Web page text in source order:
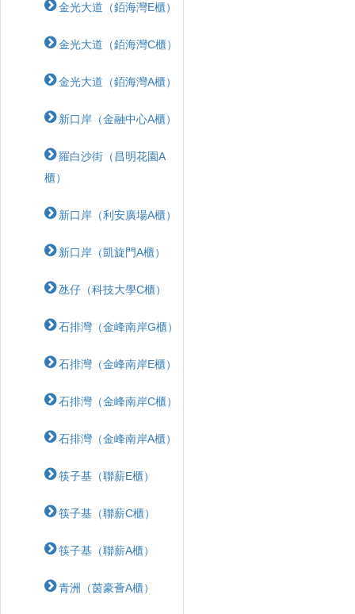
金光大道（銆海灣E櫃）
金光大道（銆海灣C櫃）
金光大道（銆海灣A櫃）
新口岸（金融中心A櫃）
羅白沙街（昌明花園A
櫃）
新口岸（利安廣場A櫃）
新口岸（凱旋門A櫃）
氹仔（科技大學C櫃）
石排灣（金峰南岸G櫃）
石排灣（金峰南岸E櫃）
石排灣（金峰南岸C櫃）
石排灣（金峰南岸A櫃）
筷子基（聯薪E櫃）
筷子基（聯薪C櫃）
筷子基（聯薪A櫃）
青洲（茵豪薈A櫃）